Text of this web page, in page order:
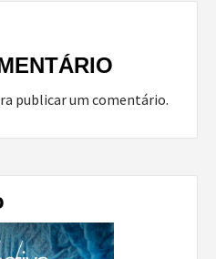
publicar um comentário.